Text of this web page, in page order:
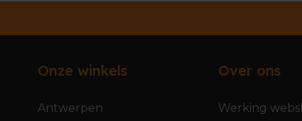
Onze winkels
Antwerpen
Over ons
Werking